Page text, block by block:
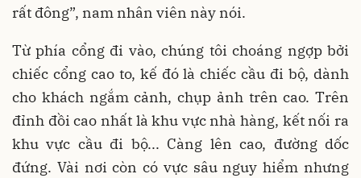
rất đông”, nam nhân viên này nói.
Từ phía cổng đi vào, chúng tôi choáng ngợp bởi
chiếc cổng cao to, kế đó là chiếc cầu đi bộ, dành
cho khách ngắm cảnh, chụp ảnh trên cao. Trên
đỉnh đồi cao nhất là khu vực nhà hàng, kết nối ra
khu vực cầu đi bộ... Càng lên cao, đường dốc
đứng. Vài nơi còn có vực sâu nguy hiểm nhưng